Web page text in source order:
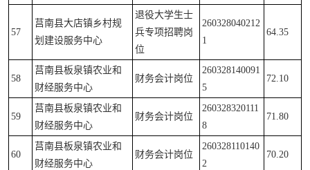
57
莒南县大店镇乡村规
划建设服务中心
退役大学生士
兵专项招聘岗
位
260328040212
1
64.35
58
莒南县板泉镇农业和
财经服务中心
财务会计岗位
260328140091
5
72.10
59
莒南县板泉镇农业和
财经服务中心
财务会计岗位
260328320111
8
71.80
60
莒南县板泉镇农业和
财经服务中心
财务会计岗位
260328110140
2
70.20